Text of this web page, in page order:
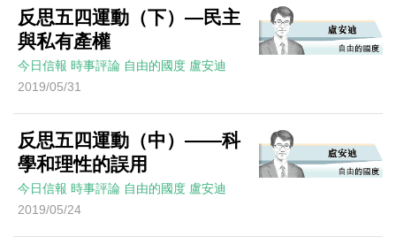
反思五四運動（下）—民主
與私有產權
今日信報 時事評論 自由的國度 盧安迪
2019/05/31
反思五四運動（中）——科
學和理性的誤用
今日信報 時事評論 自由的國度 盧安迪
2019/05/24